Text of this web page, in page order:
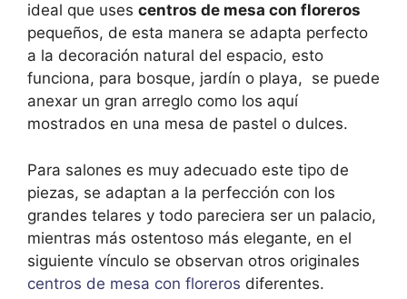
ideal que uses centros de mesa con floreros
pequeños, de esta manera se adapta perfecto
a la decoración natural del espacio, esto
funciona, para bosque, jardín o playa, se puede
anexar un gran arreglo como los aquí
mostrados en una mesa de pastel o dulces.
Para salones es muy adecuado este tipo de
piezas, se adaptan a la perfección con los
grandes telares y todo pareciera ser un palacio,
mientras más ostentoso más elegante, en el
siguiente vínculo se observan otros originales
centros de mesa con floreros diferentes.